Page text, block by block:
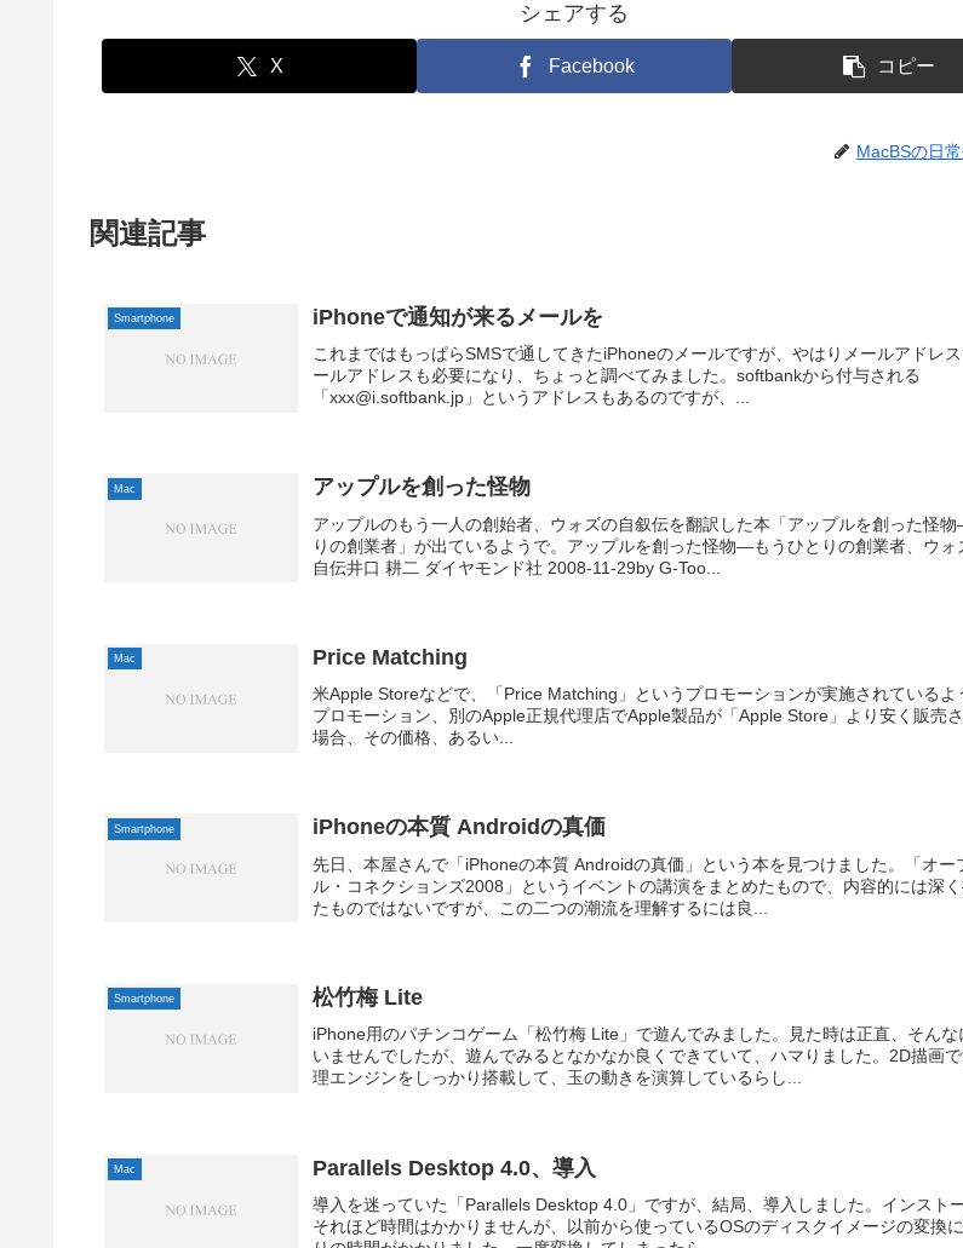
シェアする
X Facebook コピー
MacBSの日
関連記事
Smartphone iPhoneで通知が来るメールを
これまではもっぱらSMSで通してきたiPhoneのメールですが、やはりメールアドレ
ールアドレスも必要になり、ちょっと調べてみました。softbankから付与される
「xxx@i.softbank.jp」というアドレスもあるのですが、...
Mac アップルを創った怪物
アップルのもう一人の創始者、ウォズの自叙伝を翻訳した本「アップルを創った怪
りの創業者」が出ているようで。アップルを創った怪物―もうひとりの創業者、ウォ
自伝井口 耕二 ダイヤモンド社 2008-11-29by G-Too...
Mac Price Matching
米Apple Storeなどで、「Price Matching」というプロモーションが実施されているよ
プロモーション、別のApple正規代理店でApple製品が「Apple Store」より安く販売
場合、その価格、あるい...
Smartphone iPhoneの本質 Androidの真価
先日、本屋さんで「iPhoneの本質 Androidの真価」という本を見つけました。「オー
ル・コネクションズ2008」というイベントの講演をまとめたもので、内容的には深
たものではないですが、この二つの潮流を理解するには良...
Smartphone 松竹梅 Lite
iPhone用のパチンコゲーム「松竹梅 Lite」で遊んでみました。見た時は正直、そんな
いませんでしたが、遊んでみるとなかなか良くできていて、ハマりました。2D描画
理エンジンをしっかり搭載して、玉の動きを演算しているらし...
Mac Parallels Desktop 4.0、導入
導入を迷っていた「Parallels Desktop 4.0」ですが、結局、導入しました。インスト
それほど時間はかかりませんが、以前から使っているOSのディスクイメージの変換